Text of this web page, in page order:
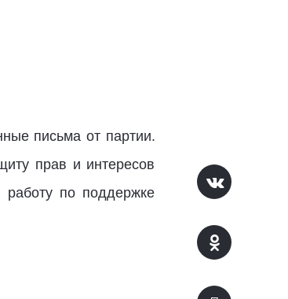
письма от партии.
прав и интересов
по поддержке